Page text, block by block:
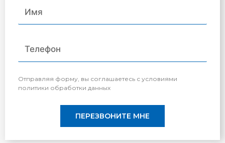
Отправляя форму, вы соглашаетесь с условиями
политики обработки данных
ПЕРЕЗВОНИТЕ МНЕ